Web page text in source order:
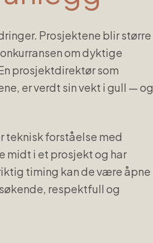
Prosjektene blir større
om dyktige
prosjektdirektør som
er verdt sin vekt i gull — og
teknisk forståelse med
midt i et prosjekt og har
timing kan de være åpne
respektfull og